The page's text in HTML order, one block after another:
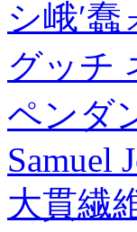
シ峨′
グッチ
ペンダ
Samuel
大貫繊